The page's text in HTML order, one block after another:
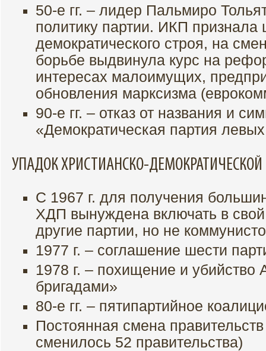
50-е гг. – лидер Пальмиро
политику партии. ИКП признала
демократического строя, на
борьбе выдвинула курс на
интересах малоимущих,
обновления марксизма
90-е гг. – отказ от названия и
«Демократическая партия
УПАДОК ХРИСТИАНСКО-
С 1967 г. для получения
ХДП вынуждена включать в свой
другие партии, но не
1977 г. – соглашение шести
1978 г. – похищение и
бригадами»
80-е гг. – пятипартийное
Постоянная смена правительств
сменилось 52 правительства)